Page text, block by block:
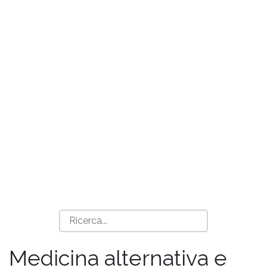
Medicina alternativa e